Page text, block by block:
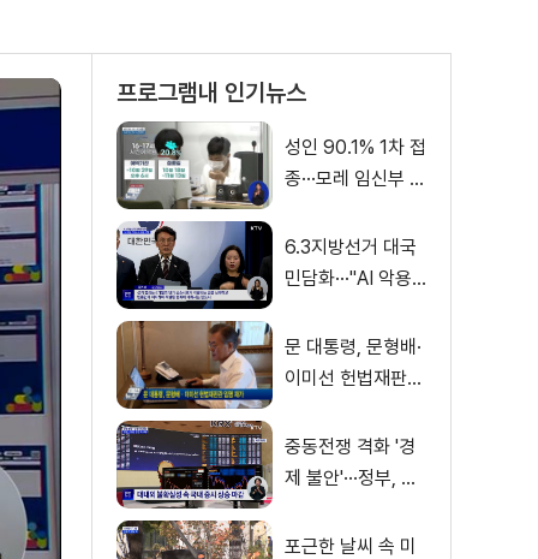
프로그램내 인기뉴스
성인 90.1% 1차 접
종···모레 임신부 사
6.3지방선거 대국
민담화···"AI 악용
문 대통령, 문형배·
이미선 헌법재판관
중동전쟁 격화 '경
제 불안'···정부, 금
소화
포근한 날씨 속 미